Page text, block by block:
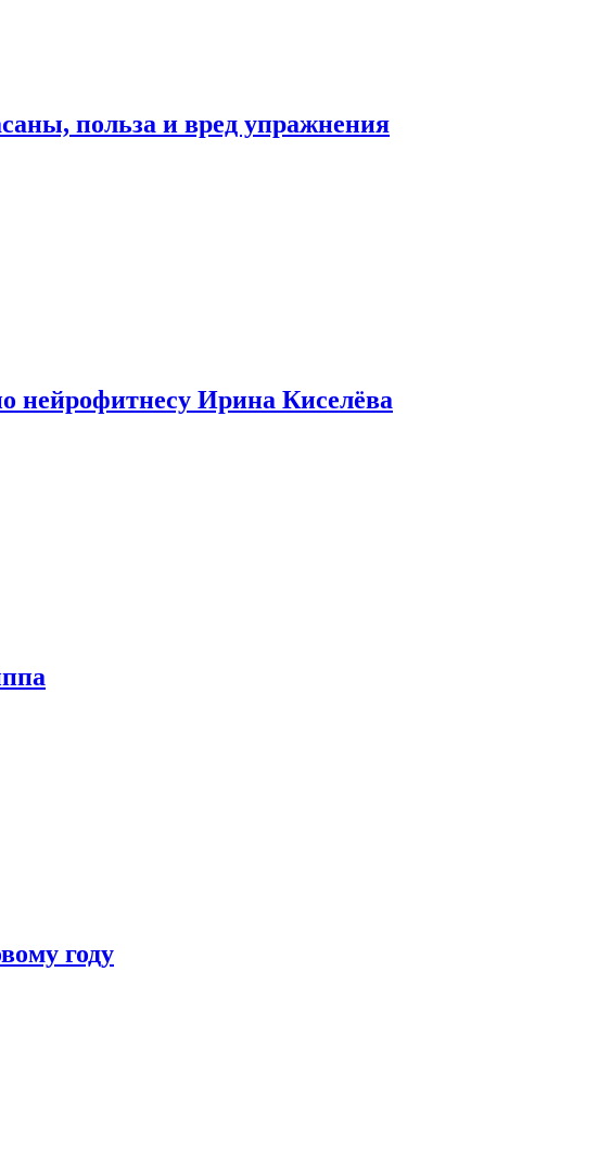
польза и вред упражнения
нейрофитнесу Ирина Киселёва
году